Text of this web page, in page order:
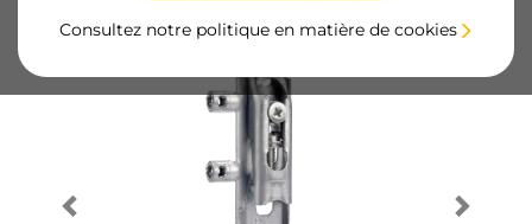
Consultez notre politique en matière de cookies